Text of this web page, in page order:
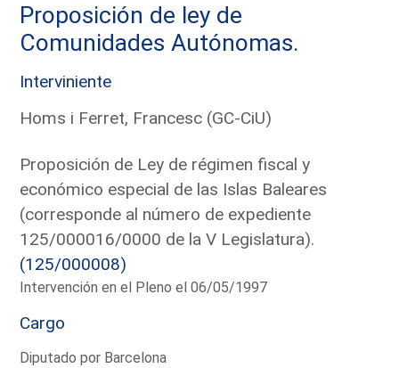
Proposición de ley de
Comunidades Autónomas.
Interviniente
Homs i Ferret, Francesc (GC-CiU)
Proposición de Ley de régimen fiscal y
económico especial de las Islas Baleares
(corresponde al número de expediente
125/000016/0000 de la V Legislatura).
(125/000008)
Intervención en el Pleno el 06/05/1997
Cargo
Diputado por Barcelona